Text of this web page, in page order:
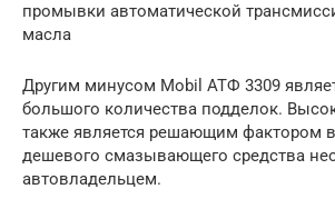
промывки автоматической
масла
Другим минусом Mobil АТФ 3309
большого количества подделок.
также является решающим фактором
дешевого смазывающего средства
автовладельцем.